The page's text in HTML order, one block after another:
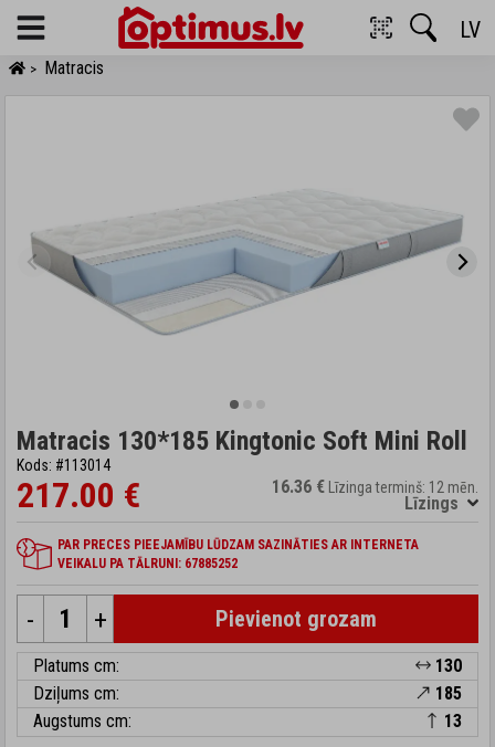
Menu LV
> Matracis
Matracis 130*185 Kingtonic Soft Mini Roll
Kods: #113014
217.00 € 16.36 € Līzinga termiņš: 12 mēn.
Līzings
PAR PRECES PIEEJAMĪBU LŪDZAM SAZINĀTIES AR INTERNETA
VEIKALU PA TĀLRUNI: 67885252
- + Pievienot grozam
Platums cm:
130
Dziļums cm:
185
Augstums cm:
13